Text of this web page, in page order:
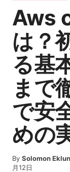
Aws
は？
る基
まで
で安
めの
By Solomon
月12日